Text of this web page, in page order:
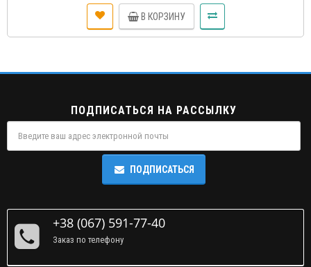
В КОРЗИНУ
ПОДПИСАТЬСЯ НА РАССЫЛКУ
ПОДПИСАТЬСЯ
+38 (067) 591-77-40
Заказ по телефону